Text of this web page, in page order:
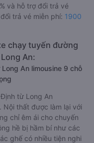
và hỗ trợ đổi trả vé
trả vé miễn phí: 1900
chạy tuyến đường
An:
An limousine 9 chỗ
từ Long An
Nội thất được làm lại với
chỉ êm ái cho chuyến
hề bị hầm bí như các
ghế có nhiều tiện nghi